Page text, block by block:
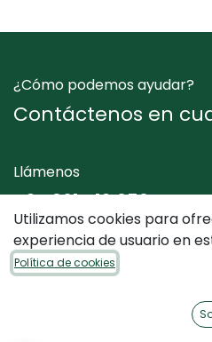
¿Cómo podemos ayudar?
Contáctenos en
Llámenos
+34 961 412 050
Envíenos un mensaje
Utilizamos cookies para
experiencia de usuario en
Política de cookies